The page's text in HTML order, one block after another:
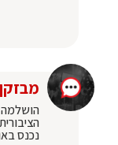
נכנס